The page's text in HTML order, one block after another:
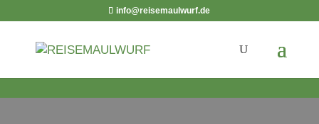
info@reisemaulwurf.de